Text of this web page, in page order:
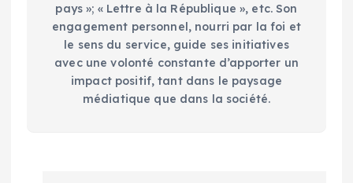
pays »; « Lettre à la République », etc. Son
engagement personnel, nourri par la foi et
le sens du service, guide ses initiatives
avec une volonté constante d’apporter un
impact positif, tant dans le paysage
médiatique que dans la société.